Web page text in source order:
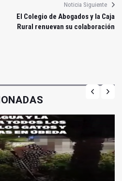
Noticia Siguiente
El Colegio de Abogados y la Caja
Rural renuevan su colaboración